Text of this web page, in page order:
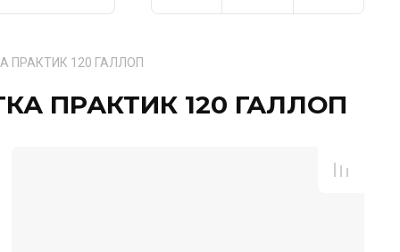
ПРАКТИК 120 ГАЛЛОП
ПРАКТИК 120 ГАЛЛОП